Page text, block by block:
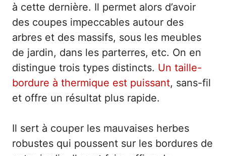
à cette dernière. Il permet alors d’avoir
des coupes impeccables autour des
arbres et des massifs, sous les meubles
de jardin, dans les parterres, etc. On en
distingue trois types distincts. Un taille-
bordure à thermique est puissant, sans-fil
et offre un résultat plus rapide.
Il sert à couper les mauvaises herbes
robustes qui poussent sur les bordures de